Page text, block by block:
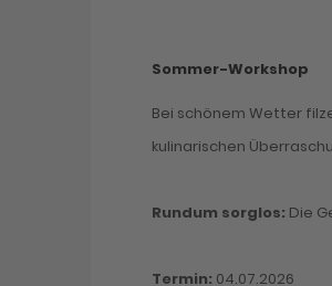
Sommer-Workshop
Bei schönem Wetter
kulinarischen
Rundum sorglos: Die
Termin: 04.07.2026